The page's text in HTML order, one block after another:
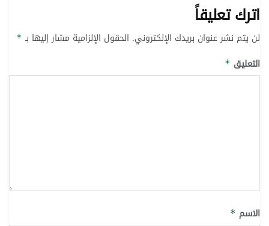
اترك تعليقاً
لن يتم نشر عنوان بريدك الإلكتروني. الحقول الإلزامية مشار إليها بـ *
التعليق *
الاسم *